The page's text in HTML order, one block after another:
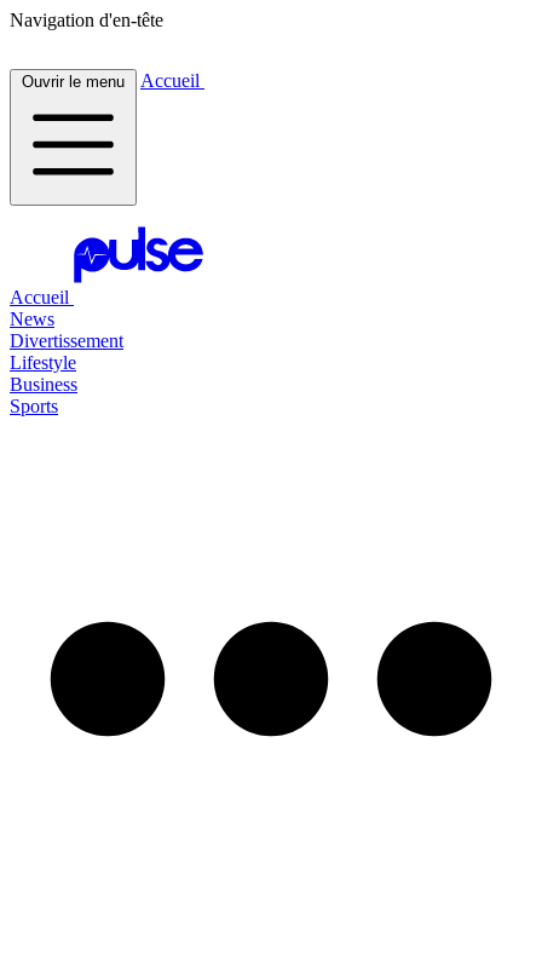
Navigation d'en-tête
Ouvrir le menu Accueil
Accueil
News
Divertissement
Lifestyle
Business
Sports